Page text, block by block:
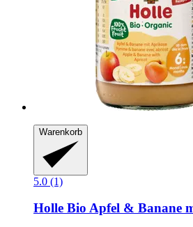
Warenkorb
5.0 (1)
Holle Bio Apfel & Banane